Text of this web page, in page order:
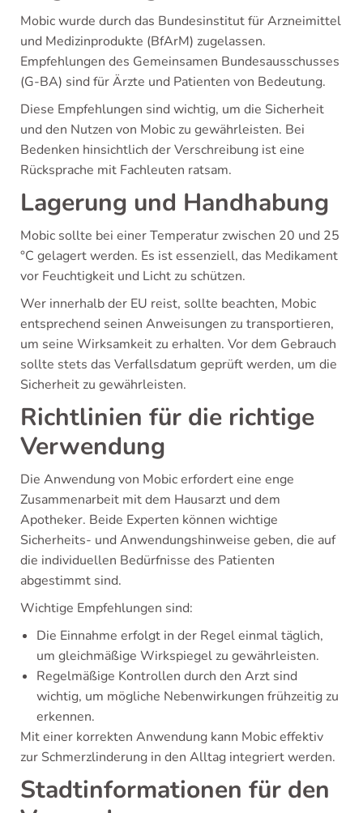
Mobic wurde durch das Bundesinstitut für Arzneimittel
und Medizinprodukte (BfArM) zugelassen.
Empfehlungen des Gemeinsamen Bundesausschusses
(G-BA) sind für Ärzte und Patienten von Bedeutung.
Diese Empfehlungen sind wichtig, um die Sicherheit
und den Nutzen von Mobic zu gewährleisten. Bei
Bedenken hinsichtlich der Verschreibung ist eine
Rücksprache mit Fachleuten ratsam.
Lagerung und Handhabung
Mobic sollte bei einer Temperatur zwischen 20 und 25
°C gelagert werden. Es ist essenziell, das Medikament
vor Feuchtigkeit und Licht zu schützen.
Wer innerhalb der EU reist, sollte beachten, Mobic
entsprechend seinen Anweisungen zu transportieren,
um seine Wirksamkeit zu erhalten. Vor dem Gebrauch
sollte stets das Verfallsdatum geprüft werden, um die
Sicherheit zu gewährleisten.
Richtlinien für die richtige
Verwendung
Die Anwendung von Mobic erfordert eine enge
Zusammenarbeit mit dem Hausarzt und dem
Apotheker. Beide Experten können wichtige
Sicherheits- und Anwendungshinweise geben, die auf
die individuellen Bedürfnisse des Patienten
abgestimmt sind.
Wichtige Empfehlungen sind:
Die Einnahme erfolgt in der Regel einmal täglich,
um gleichmäßige Wirkspiegel zu gewährleisten.
Regelmäßige Kontrollen durch den Arzt sind
wichtig, um mögliche Nebenwirkungen frühzeitig zu
erkennen.
Mit einer korrekten Anwendung kann Mobic effektiv
zur Schmerzlinderung in den Alltag integriert werden.
Stadtinformationen für den